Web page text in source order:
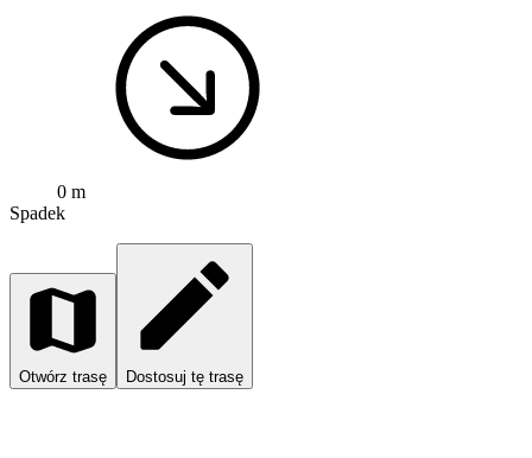
0 m
Spadek
Otwórz trasę Dostosuj tę trasę